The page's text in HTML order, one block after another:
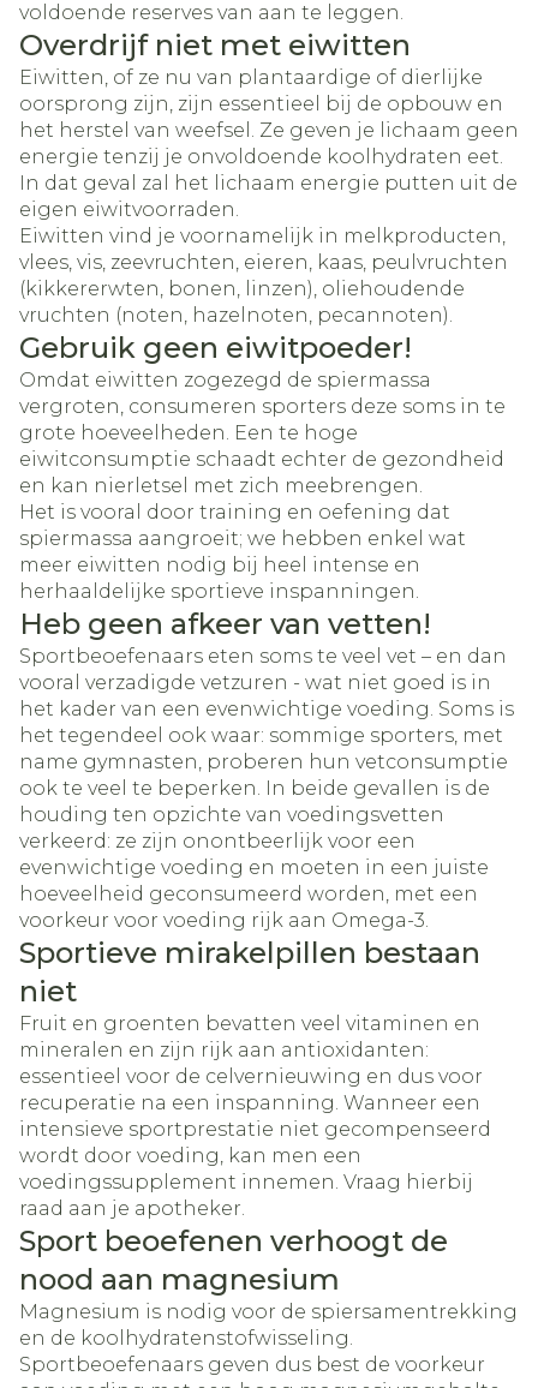
voldoende reserves van aan te leggen.
Overdrijf niet met eiwitten
Eiwitten, of ze nu van plantaardige of dierlijke
oorsprong zijn, zijn essentieel bij de opbouw en
het herstel van weefsel. Ze geven je lichaam geen
energie tenzij je onvoldoende koolhydraten eet.
In dat geval zal het lichaam energie putten uit de
eigen eiwitvoorraden.
Eiwitten vind je voornamelijk in melkproducten,
vlees, vis, zeevruchten, eieren, kaas, peulvruchten
(kikkererwten, bonen, linzen), oliehoudende
vruchten (noten, hazelnoten, pecannoten).
Gebruik geen eiwitpoeder!
Omdat eiwitten zogezegd de spiermassa
vergroten, consumeren sporters deze soms in te
grote hoeveelheden. Een te hoge
eiwitconsumptie schaadt echter de gezondheid
en kan nierletsel met zich meebrengen.
Het is vooral door training en oefening dat
spiermassa aangroeit; we hebben enkel wat
meer eiwitten nodig bij heel intense en
herhaaldelijke sportieve inspanningen.
Heb geen afkeer van vetten!
Sportbeoefenaars eten soms te veel vet – en dan
vooral verzadigde vetzuren - wat niet goed is in
het kader van een evenwichtige voeding. Soms is
het tegendeel ook waar: sommige sporters, met
name gymnasten, proberen hun vetconsumptie
ook te veel te beperken. In beide gevallen is de
houding ten opzichte van voedingsvetten
verkeerd: ze zijn onontbeerlijk voor een
evenwichtige voeding en moeten in een juiste
hoeveelheid geconsumeerd worden, met een
voorkeur voor voeding rijk aan Omega-3.
Sportieve mirakelpillen bestaan
niet
Fruit en groenten bevatten veel vitaminen en
mineralen en zijn rijk aan antioxidanten:
essentieel voor de celvernieuwing en dus voor
recuperatie na een inspanning. Wanneer een
intensieve sportprestatie niet gecompenseerd
wordt door voeding, kan men een
voedingssupplement innemen. Vraag hierbij
raad aan je apotheker.
Sport beoefenen verhoogt de
nood aan magnesium
Magnesium is nodig voor de spiersamentrekking
en de koolhydratenstofwisseling.
Sportbeoefenaars geven dus best de voorkeur